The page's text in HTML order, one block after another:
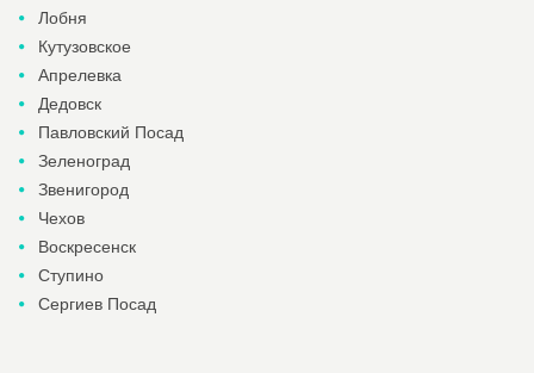
Лобня
Кутузовское
Апрелевка
Дедовск
Павловский Посад
Зеленоград
Звенигород
Чехов
Воскресенск
Ступино
Сергиев Посад